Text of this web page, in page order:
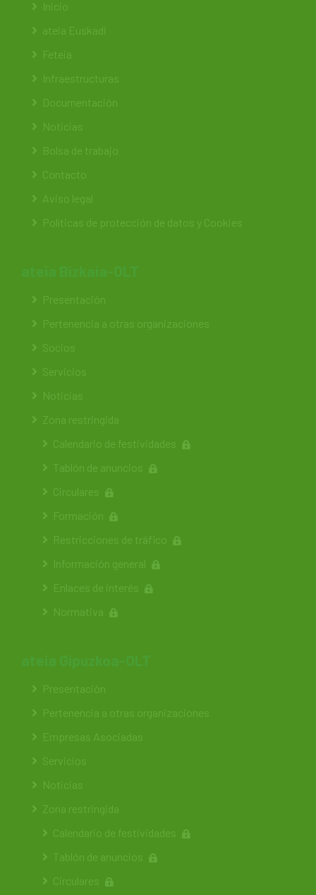
Inicio
ateia Euskadi
Feteia
Infraestructuras
Documentación
Noticias
Bolsa de trabajo
Contacto
Aviso legal
Políticas de protección de datos y Cookies
Presentación
Pertenencia a otras organizaciones
Socios
Servicios
Noticias
Zona restringida
Calendario de festividades
Tablón de anuncios
Circulares
Formación
Restricciones de tráfico
Información general
Enlaces de interés
Normativa
Presentación
Pertenencia a otras organizaciones
Empresas Asociadas
Servicios
Noticias
Zona restringida
Calendario de festividades
Tablón de anuncios
Circulares